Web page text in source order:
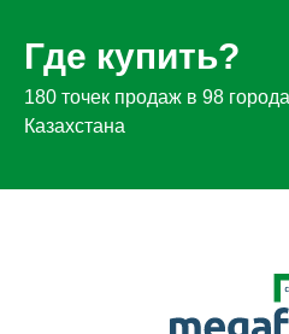
Где купить?
180 точек продаж в 98
Казахстана